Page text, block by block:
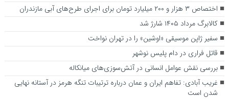
اختصاص ۳ هزار و ۲۰۰ میلیارد تومان برای اجرای طرح‌های آبی مازندران
کالابرگ مرداد ۱۴۰۵ شارژ شد
سفیر ژاپن موسیقی «اوشین» را در تهران نواخت
قاتل فراری در دام پلیس نوشهر
بررسی نقش عوامل انسانی در آتش‌سوزی‌های میانکاله
غریب آبادی: تفاهم ایران و عمان درباره ترتیبات تنگه هرمز در آستانه نهایی
شدن است